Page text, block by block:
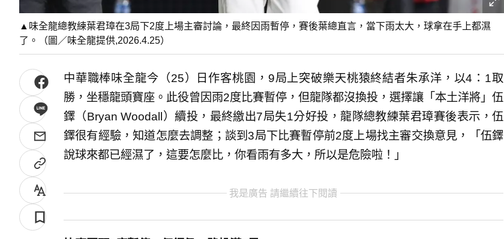
▲味全龍總教練葉君璋在3局下2度上場主審討論，最終因雨暫停，賽後葉總直言，當下雨太大，球拿在手上都濕
了。（圖／味全龍提供,2026.4.25）
中華職棒味全龍今（25）日作客桃園，9局上突破樂天桃猿終結者朱承洋，以4：1取
勝，坐穩龍頭寶座。此役曾因雨2度比賽暫停，但龍隊都沒換投，選擇讓「本土洋將」伍
鐸（Bryan Woodall）續投，最終繳出7局失1分好投，龍隊總教練葉君璋賽後表示，伍
鐸很有經驗，知道怎麼去調整；談到3局下比賽暫停前2度上場找主審交換意見，「伍鐸
說球來都已經濕了，這要怎麼比，你看雨有多大，所以是危險啦！」
我是廣告 請繼續往下閱讀